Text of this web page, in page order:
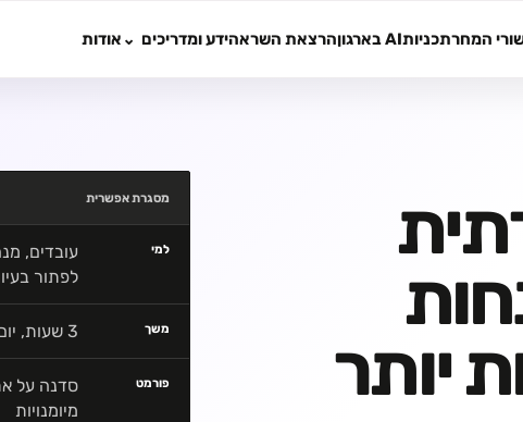
המחרתכניותAI בארגון הרצאת השראהידע ומדריכים אודות
יותר
מסגרת אפשרית
למי
עובדים,
לפתור
משך 3 שעות, יום מלא או סדרה של 3 מפגשי מעבדה
פורמט
מיומנויות